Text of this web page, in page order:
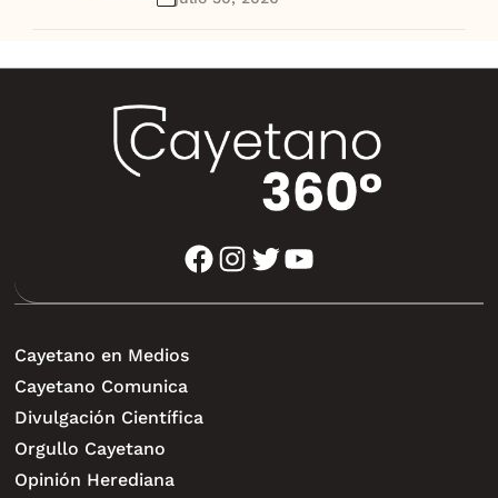
facebook instagram twitter youtube
Cayetano en Medios
Cayetano Comunica
Divulgación Científica
Orgullo Cayetano
Opinión Herediana